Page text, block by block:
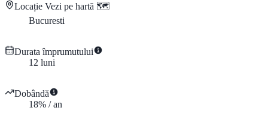
Locație Vezi pe hartă 🗺️
Bucuresti
Durata împrumutului
12 luni
Dobândă
18% /an